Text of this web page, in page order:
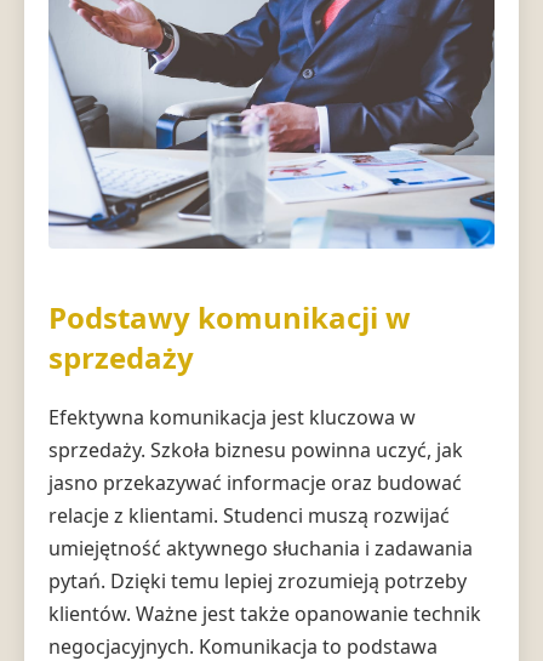
Podstawy komunikacji w
sprzedaży
Efektywna komunikacja jest kluczowa w
sprzedaży. Szkoła biznesu powinna uczyć, jak
jasno przekazywać informacje oraz budować
relacje z klientami. Studenci muszą rozwijać
umiejętność aktywnego słuchania i zadawania
pytań. Dzięki temu lepiej zrozumieją potrzeby
klientów. Ważne jest także opanowanie technik
negocjacyjnych. Komunikacja to podstawa